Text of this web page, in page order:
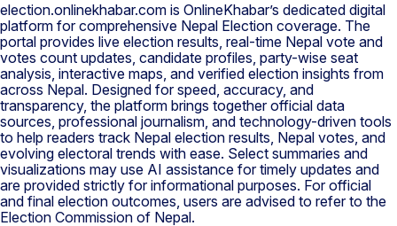
election.onlinekhabar.com is OnlineKhabar’s dedicated digital
platform for comprehensive Nepal Election coverage. The
portal provides live election results, real-time Nepal vote and
votes count updates, candidate profiles, party-wise seat
analysis, interactive maps, and verified election insights from
across Nepal. Designed for speed, accuracy, and
transparency, the platform brings together official data
sources, professional journalism, and technology-driven tools
to help readers track Nepal election results, Nepal votes, and
evolving electoral trends with ease. Select summaries and
visualizations may use AI assistance for timely updates and
are provided strictly for informational purposes. For official
and final election outcomes, users are advised to refer to the
Election Commission of Nepal.